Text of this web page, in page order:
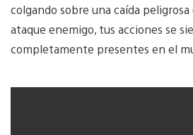
colgando sobre una caída
ataque enemigo, tus acciones se
completamente presentes en el